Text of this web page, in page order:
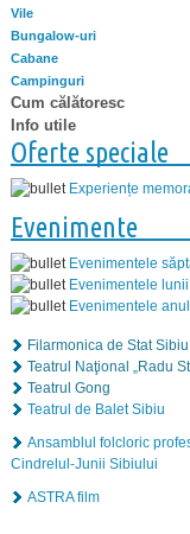
Vile
Bungalow-uri
Cabane
Campinguri
Cum călătoresc
Info utile
Oferte speciale
Experiențe
Evenimente
Evenimentele
Evenimentele lunii
Evenimentele
Filarmonica de Stat Sibiu
Teatrul Naţional „Radu
Teatrul Gong
Teatrul de Balet Sibiu
Ansamblul folcloric
Cindrelul-Junii Sibiului
ASTRA film